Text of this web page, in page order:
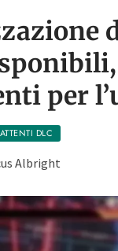
per
DLC
Albright